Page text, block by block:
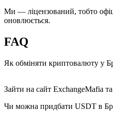
Ми — ліцензований, тобто
оновлюється.
FAQ
Як обміняти криптовалюту у
Зайти на сайт ExchangeMafia
Чи можна придбати USDT в